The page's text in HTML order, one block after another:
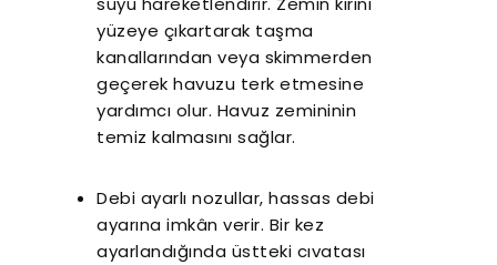
yüzeye çıkartarak taşma
kanallarından veya skimmerden
geçerek havuzu terk etmesine
yardımcı olur. Havuz zemininin
temiz kalmasını sağlar.
Debi ayarlı nozullar, hassas debi
ayarına imkân verir. Bir kez
ayarlandığında üstteki cıvatası